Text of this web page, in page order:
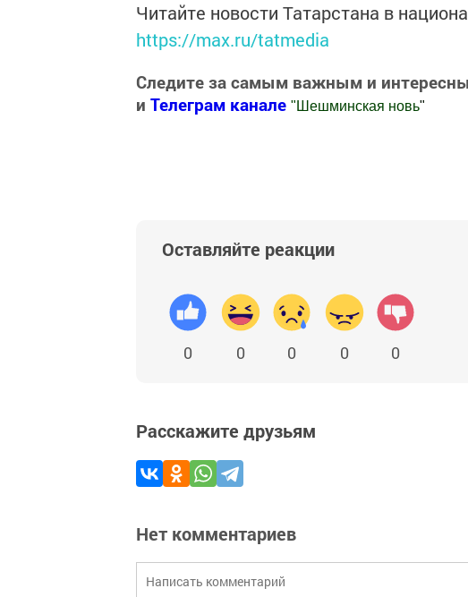
Читайте новости Татарстана в
https://max.ru/tatmedia
Следите за самым важным и
и Телеграм канале " Шешминская новь"
Оставляйте реакции
0 0 0 0 0
Расскажите друзьям
Нет комментариев